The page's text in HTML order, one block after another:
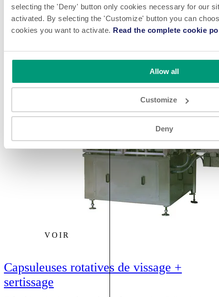
selecting the 'Deny' button only cookies necessary for our
activated. By selecting the 'Customize' button you can
cookies you want to activate. Read the complete cookie
Allow all
Customize
Deny
VOIR
Capsuleuses rotatives de vissage +
sertissage